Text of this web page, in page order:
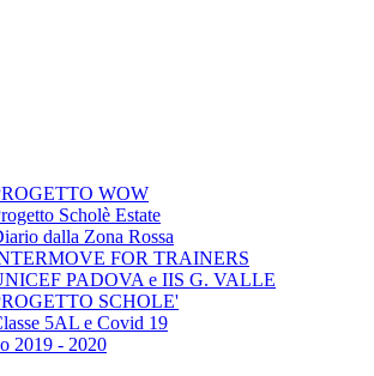
WOW
Scholè Estate
dalla Zona Rossa
FOR TRAINERS
PADOVA e IIS G. VALLE
SCHOLE'
5AL e Covid 19
2019 - 2020